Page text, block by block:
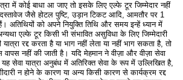
में कोई बाधा आ जाए तो इसके लिए एल्फे टूर जिम्मेदार नहीं
जैसे होटल पुष्टि, उड़ान टिकट आदि, आमतौर पर 1
अतिथियों को अपने नियुक्ति तिथि और समय इन्हें ध्यान में
एल्फे टूर किसी भी संभावित असुविधा के लिए जिम्मेदारी
रद्द करता है या भाग नहीं लेता या नहीं भाग सकता है, तो
नहीं की जाती है। यदि मेहमान ने वीज़ा और वीज़ा सेवा
सेवा यात्रा अनुबंध में अतिरिक्त सेवा के रूप में उल्लिखित है,
न होने के कारण या अन्य किसी कारण से कार्यक्रम रद्द